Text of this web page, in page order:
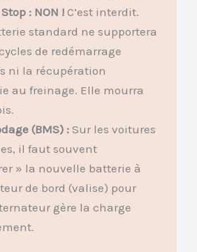
: NON !C’est interdit.
standard ne supportera
de redémarrage
ni la récupération
au freinage. Elle mourra
(BMS) : Sur les voitures
il faut souvent
» la nouvelle batterie à
de bord (valise) pour
gère la charge